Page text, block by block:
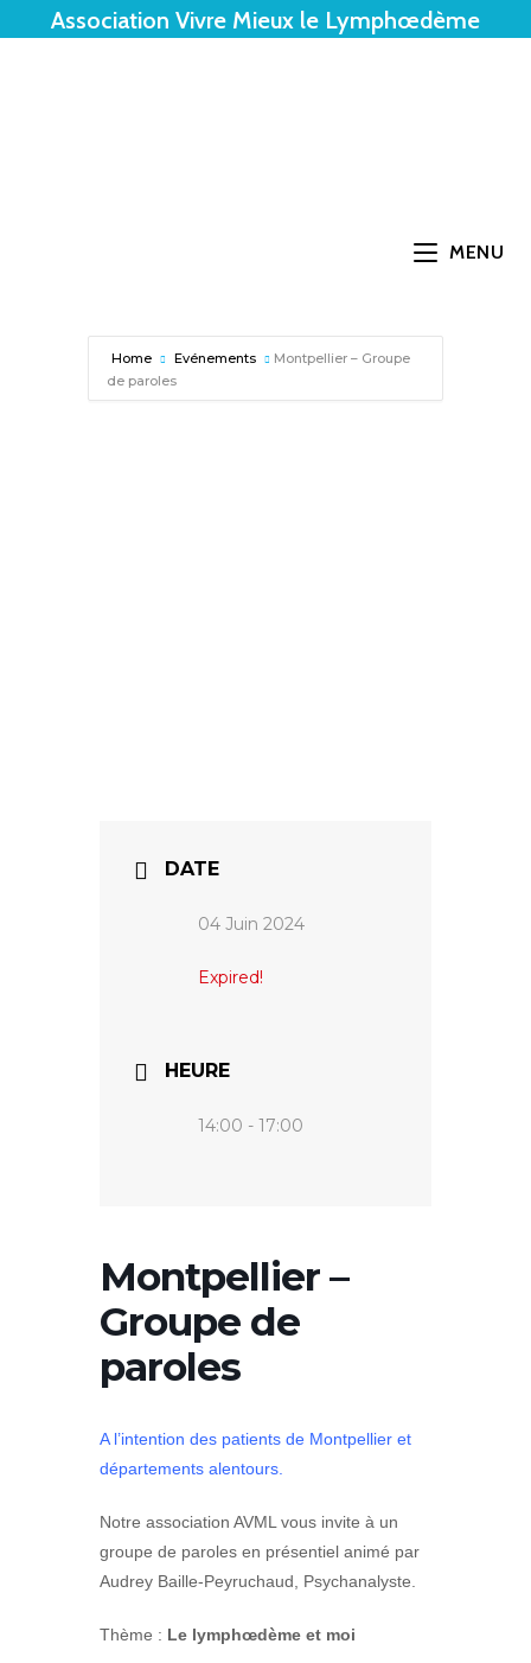
Association Vivre Mieux le Lymphœdème
MENU
Home Evénements
Montpellier – Groupe
de paroles
DATE
04 Juin 2024
Expired!
HEURE
14:00 - 17:00
Montpellier –
Groupe de
paroles
A l’intention des patients de Montpellier et
départements alentours.
Notre association AVML vous invite à un
groupe de paroles en présentiel animé par
Audrey Baille-Peyruchaud, Psychanalyste.
Thème : Le lymphœdème et moi